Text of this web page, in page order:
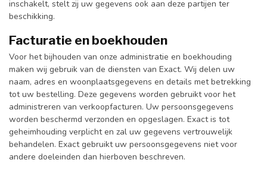
inschakelt, stelt zij uw gegevens ook aan deze partijen ter
beschikking.
Facturatie en boekhouden
Voor het bijhouden van onze administratie en boekhouding
maken wij gebruik van de diensten van Exact. Wij delen uw
naam, adres en woonplaatsgegevens en details met betrekking
tot uw bestelling. Deze gegevens worden gebruikt voor het
administreren van verkoopfacturen. Uw persoonsgegevens
worden beschermd verzonden en opgeslagen. Exact is tot
geheimhouding verplicht en zal uw gegevens vertrouwelijk
behandelen. Exact gebruikt uw persoonsgegevens niet voor
andere doeleinden dan hierboven beschreven.